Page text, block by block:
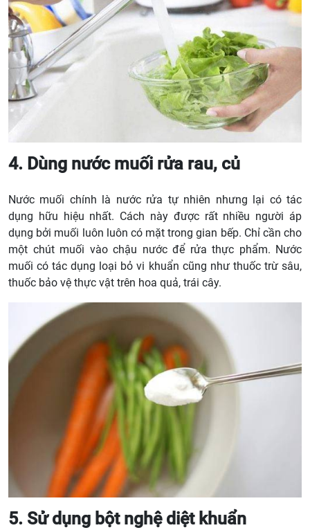
4. Dùng nước muối rửa rau, củ
Nước muối chính là nước rửa tự nhiên nhưng lại có tác
dụng hữu hiệu nhất. Cách này được rất nhiều người áp
dụng bởi muối luôn luôn có mặt trong gian bếp. Chỉ cần cho
một chút muối vào chậu nước để rửa thực phẩm. Nước
muối có tác dụng loại bỏ vi khuẩn cũng như thuốc trừ sâu,
thuốc bảo vệ thực vật trên hoa quả, trái cây.
5. Sử dụng bột nghệ diệt khuẩn